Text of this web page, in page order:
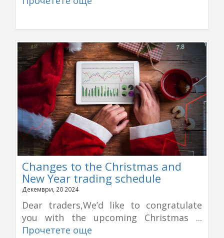
Changes to the Christmas and
New Year trading schedule
Декември, 20 2024
Dear traders,We’d like to congratulate
you with the upcoming Christmas ...
Прочетете още